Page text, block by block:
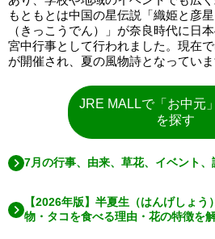
もともとは中国の星伝説「織姫と彦
（きっこうでん）」が奈良時代に日
宮中行事として行われました。現在
が開催され、夏の風物詩となっていま
JRE MALLで「お中元
を探す
7月の行事、由来、草花、イベント、
【2026年版】半夏生（はんげしょ
物・タコを食べる理由・花の特徴を